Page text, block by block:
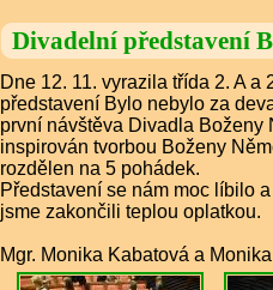
Divadelní představení
Dne 12. 11. vyrazila třída 2. A
představení Bylo nebylo za
první návštěva Divadla Boženy
inspirován tvorbou Boženy
rozdělen na 5 pohádek.
Představení se nám moc líbilo
jsme zakončili teplou oplatkou.
Mgr. Monika Kabatová a